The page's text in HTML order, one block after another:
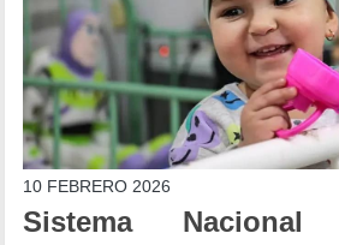
10 FEBRERO 2026
Sistema